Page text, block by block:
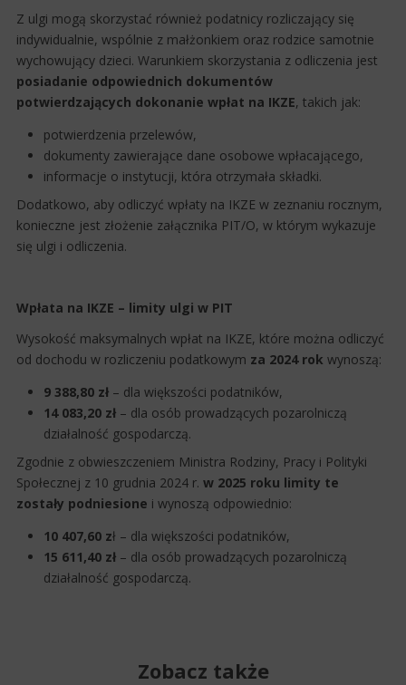
Z ulgi mogą skorzystać również podatnicy rozliczający się
indywidualnie, wspólnie z małżonkiem oraz rodzice samotnie
wychowujący dzieci. Warunkiem skorzystania z odliczenia jest
posiadanie odpowiednich dokumentów
potwierdzających dokonanie wpłat na IKZE, takich jak:
potwierdzenia przelewów,
dokumenty zawierające dane osobowe wpłacającego,
informacje o instytucji, która otrzymała składki.
Dodatkowo, aby odliczyć wpłaty na IKZE w zeznaniu rocznym,
konieczne jest złożenie załącznika PIT/O, w którym wykazuje
się ulgi i odliczenia.
Wpłata na IKZE – limity ulgi w PIT
Wysokość maksymalnych wpłat na IKZE, które można odliczyć
od dochodu w rozliczeniu podatkowym za 2024 rok wynoszą:
9 388,80 zł – dla większości podatników,
14 083,20 zł – dla osób prowadzących pozarolniczą
działalność gospodarczą.
Zgodnie z obwieszczeniem Ministra Rodziny, Pracy i Polityki
Społecznej z 10 grudnia 2024 r. w 2025 roku limity te
zostały podniesione i wynoszą odpowiednio:
10 407,60 zł – dla większości podatników,
15 611,40 zł – dla osób prowadzących pozarolniczą
działalność gospodarczą.
Zobacz także